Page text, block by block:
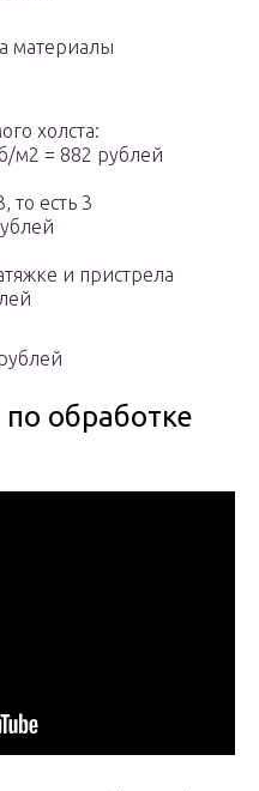
материалы
холста:
м2 = 882 рублей
то есть 3
и пристрела
обработке